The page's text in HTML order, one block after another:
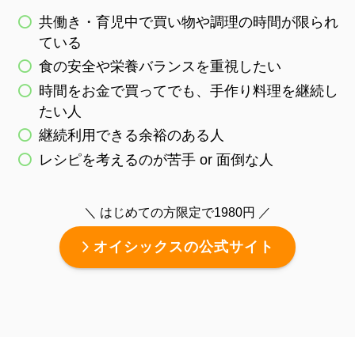
共働き・育児中で買い物や調理の時間が限られ
ている
食の安全や栄養バランスを重視したい
時間をお金で買ってでも、手作り料理を継続し
たい人
継続利用できる余裕のある人
レシピを考えるのが苦手 or 面倒な人
＼ はじめての方限定で1980円 ／
オイシックスの公式サイト